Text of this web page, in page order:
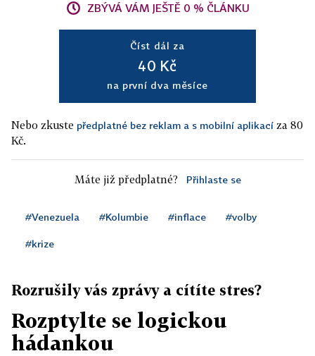
ZBÝVÁ VÁM JEŠTĚ 0 % ČLÁNKU
Číst dál za
40 Kč
na první dva měsíce
Nebo zkuste předplatné bez reklam a s mobilní aplikací za 80
Kč.
Máte již předplatné? Přihlaste se
#Venezuela #Kolumbie #inflace #volby
#krize
Rozrušily vás zprávy a cítíte stres?
Rozptylte se logickou
hádankou